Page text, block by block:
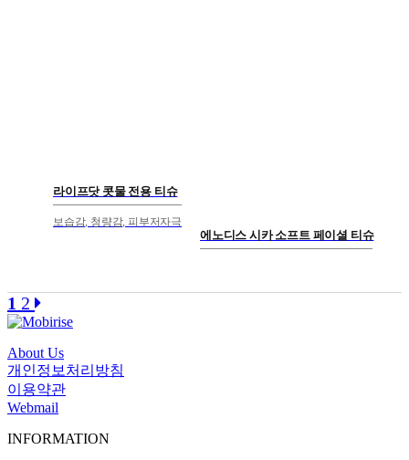
라이프닷 콧물 전용 티슈
보습감, 청량감, 피부저자극
에노디스 시카 소프트 페이셜 티슈
1 2
About Us
개인정보처리방침
이용약관
Webmail
INFORMATION